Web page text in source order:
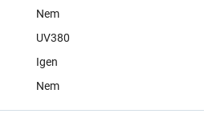
Nem
UV380
Igen
Nem